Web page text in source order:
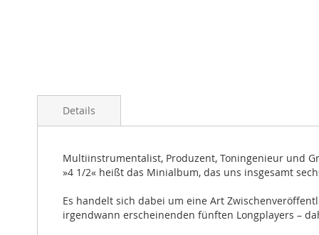
Details
Multiinstrumentalist, Produzent, Toningenieur und
»4 1/2« heißt das Minialbum, das uns insgesamt
Es handelt sich dabei um eine Art
irgendwann erscheinenden fünften Longplayers –